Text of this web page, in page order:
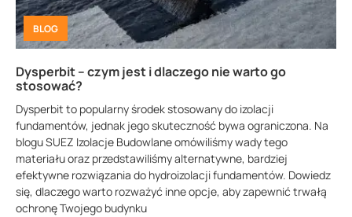
BLOG
Dysperbit – czym jest i dlaczego nie warto go
stosować?
Dysperbit to popularny środek stosowany do izolacji
fundamentów, jednak jego skuteczność bywa ograniczona. Na
blogu SUEZ Izolacje Budowlane omówiliśmy wady tego
materiału oraz przedstawiliśmy alternatywne, bardziej
efektywne rozwiązania do hydroizolacji fundamentów. Dowiedz
się, dlaczego warto rozważyć inne opcje, aby zapewnić trwałą
ochronę Twojego budynku